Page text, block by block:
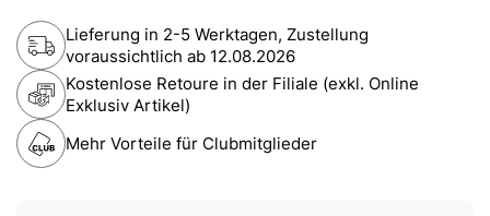
Lieferung in 2-5 Werktagen, Zustellung
voraussichtlich ab 12.08.2026
Kostenlose Retoure in der Filiale (exkl. Online
Exklusiv Artikel)
Mehr Vorteile für Clubmitglieder